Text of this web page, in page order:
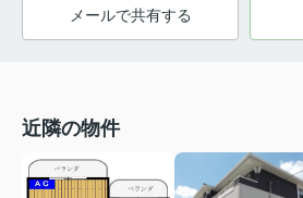
メールで共有する
近隣の物件